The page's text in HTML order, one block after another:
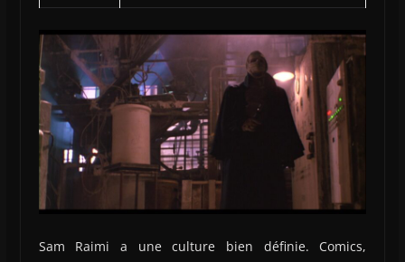
Sam Raimi a une culture bien définie. Comics,